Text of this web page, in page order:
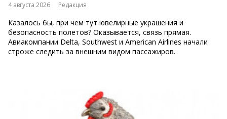
4 августа 2026 Редакция
Казалось бы, при чем тут ювелирные украшения и
безопасность полетов? Оказывается, связь прямая.
Авиакомпании Delta, Southwest и American Airlines начали
строже следить за внешним видом пассажиров.